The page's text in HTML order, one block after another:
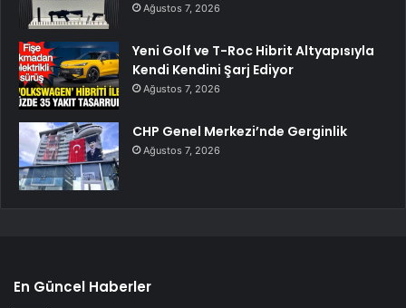
Ağustos 7, 2026
Yeni Golf ve T-Roc Hibrit Altyapısıyla
Kendi Kendini Şarj Ediyor
Ağustos 7, 2026
CHP Genel Merkezi’nde Gerginlik
Ağustos 7, 2026
En Güncel Haberler